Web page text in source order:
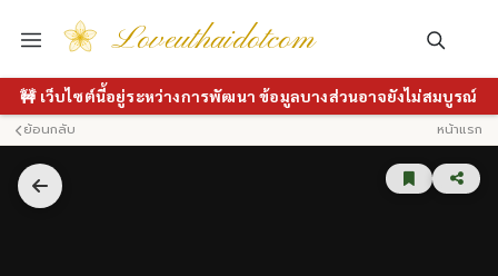
🚧 เว็บไซต์นี้อยู่ระหว่างการพัฒนา ข้อมูลบางส่วนอาจยังไม่สมบูรณ์
Loveuthaidotcom
ย้อนกลับ หน้าแรก